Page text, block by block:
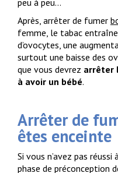
peu à peu…
Après, arrêter de fumer
femme, le tabac
d’ovocytes, une
surtout une baisse des
que vous devrez arrêter
à avoir un bébé.
Arrêter de
êtes enceinte
Si vous n’avez pas
phase de préconception